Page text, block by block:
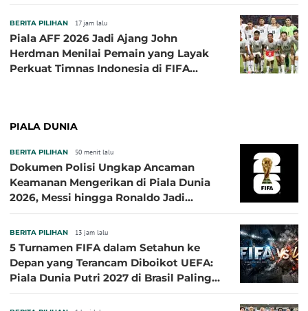
BERITA PILIHAN 17 jam lalu
Piala AFF 2026 Jadi Ajang John
Herdman Menilai Pemain yang Layak
Perkuat Timnas Indonesia di FIFA
PIALA DUNIA
BERITA PILIHAN 50 menit lalu
Dokumen Polisi Ungkap Ancaman
Keamanan Mengerikan di Piala Dunia
2026, Messi hingga Ronaldo Jadi
BERITA PILIHAN 13 jam lalu
5 Turnamen FIFA dalam Setahun ke
Depan yang Terancam Diboikot UEFA:
Piala Dunia Putri 2027 di Brasil Paling